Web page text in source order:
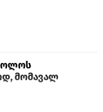
მომავალ